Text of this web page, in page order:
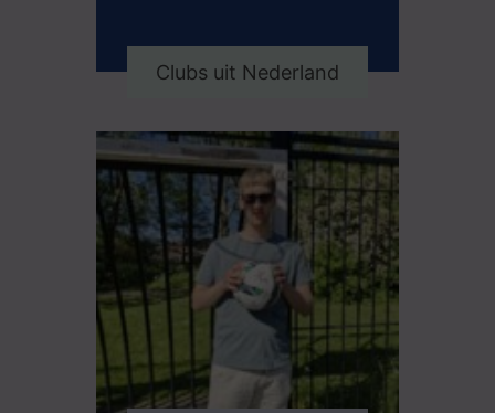
Clubs uit Nederland